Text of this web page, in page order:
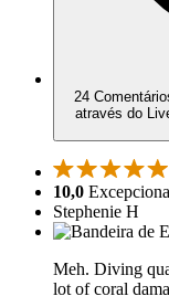
24
através do
10,0
Stephenie H
Meh. Diving
lot of coral